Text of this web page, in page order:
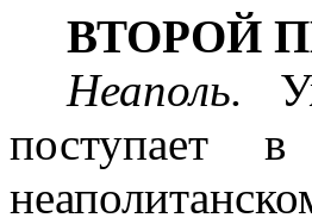
ВТОРОЙ
Неаполь.
поступает